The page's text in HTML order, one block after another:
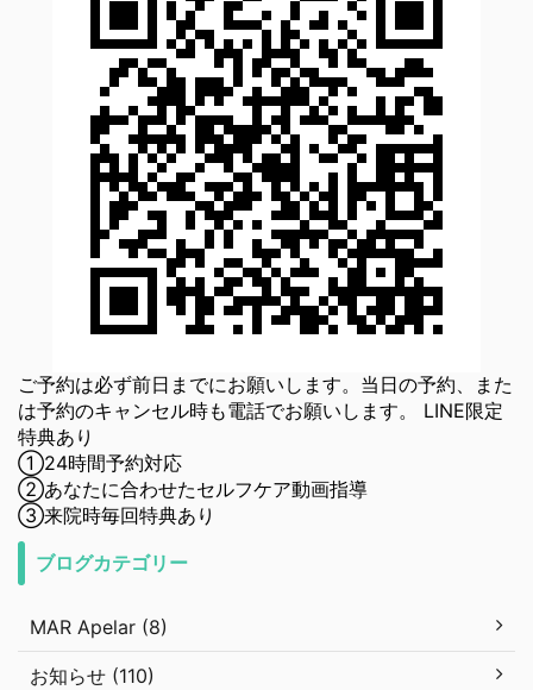
ご予約は必ず前日までにお願いします。当日の予約、また
は予約のキャンセル時も電話でお願いします。 LINE限定
特典あり
①24時間予約対応
②あなたに合わせたセルフケア動画指導
③来院時毎回特典あり
ブログカテゴリー
MAR Apelar (8)
お知らせ (110)